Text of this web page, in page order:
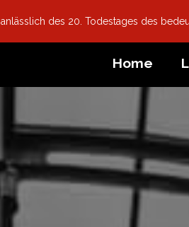
anlässlich des 20. Todestages des
Home